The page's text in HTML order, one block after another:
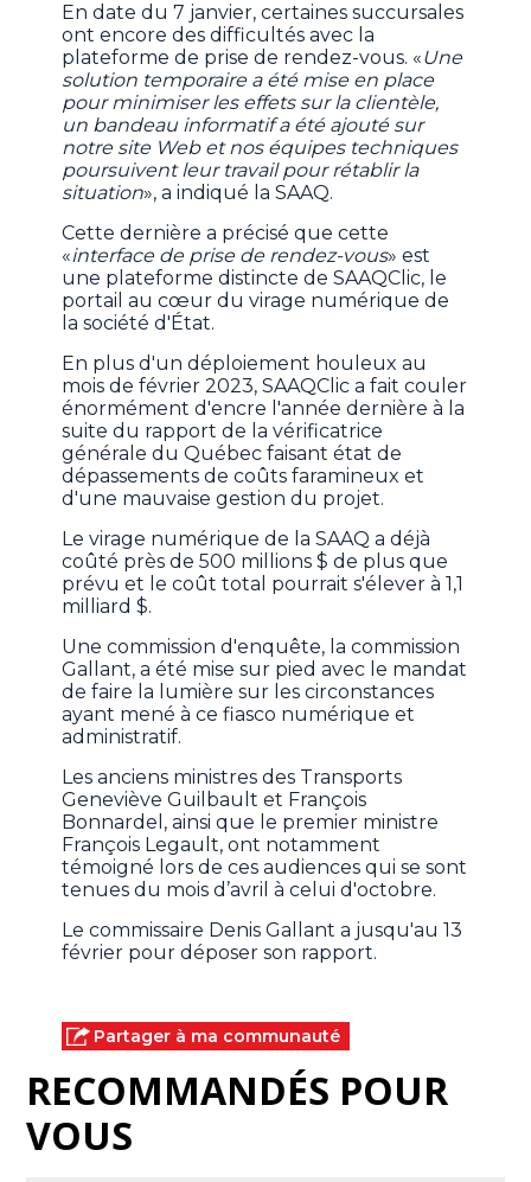
En date du 7 janvier, certaines succursales
ont encore des difficultés avec la
plateforme de prise de rendez-vous. «Une
solution temporaire a été mise en place
pour minimiser les effets sur la clientèle,
un bandeau informatif a été ajouté sur
notre site Web et nos équipes techniques
poursuivent leur travail pour rétablir la
situation», a indiqué la SAAQ.
Cette dernière a précisé que cette
«interface de prise de rendez-vous» est
une plateforme distincte de SAAQClic, le
portail au cœur du virage numérique de
la société d'État.
En plus d'un déploiement houleux au
mois de février 2023, SAAQClic a fait couler
énormément d'encre l'année dernière à la
suite du rapport de la vérificatrice
générale du Québec faisant état de
dépassements de coûts faramineux et
d'une mauvaise gestion du projet.
Le virage numérique de la SAAQ a déjà
coûté près de 500 millions $ de plus que
prévu et le coût total pourrait s'élever à 1,1
milliard $.
Une commission d'enquête, la commission
Gallant, a été mise sur pied avec le mandat
de faire la lumière sur les circonstances
ayant mené à ce fiasco numérique et
administratif.
Les anciens ministres des Transports
Geneviève Guilbault et François
Bonnardel, ainsi que le premier ministre
François Legault, ont notamment
témoigné lors de ces audiences qui se sont
tenues du mois d’avril à celui d'octobre.
Le commissaire Denis Gallant a jusqu'au 13
février pour déposer son rapport.
Partager à ma communauté
RECOMMANDÉS POUR
VOUS